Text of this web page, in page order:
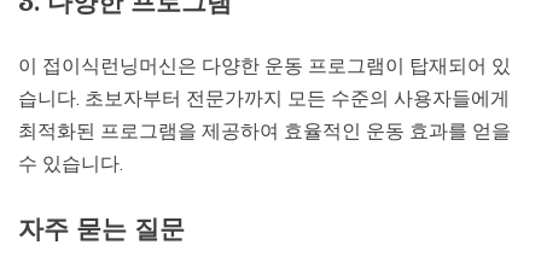
이 접이식런닝머신은 다양한 운동 프로그램이 탑재되어 있
습니다. 초보자부터 전문가까지 모든 수준의 사용자들에게
최적화된 프로그램을 제공하여 효율적인 운동 효과를 얻을
수 있습니다.
자주 묻는 질문